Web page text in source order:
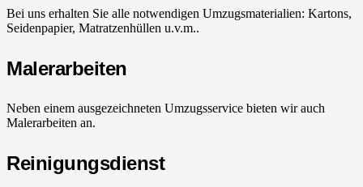
Bei uns erhalten Sie alle notwendigen Umzugsmaterialien: Kartons,
Seidenpapier, Matratzenhüllen u.v.m..
Malerarbeiten
Neben einem ausgezeichneten Umzugsservice bieten wir auch
Malerarbeiten an.
Reinigungsdienst